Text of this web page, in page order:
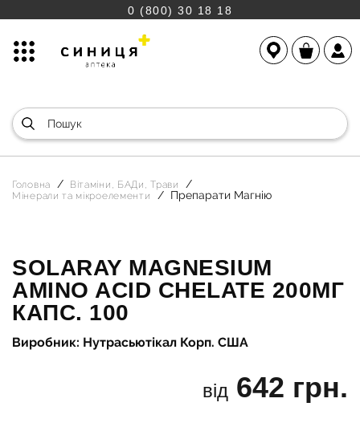
0 (800) 30 18 18
Головна
Вітаміни, БАДи, Трави
Мінерали та мікроелементи
Препарати Магнію
SOLARAY MAGNESIUM
AMINO ACID CHELATE 200МГ
КАПС. 100
Виробник: Нутрасьютікал Корп. США
від 642 грн.